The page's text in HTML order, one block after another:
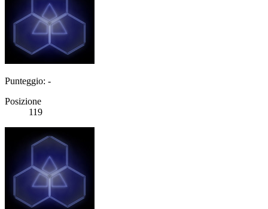
Punteggio: -
Posizione
119